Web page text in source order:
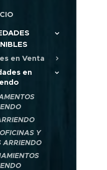
en Venta
en
Y
ARRIENDO